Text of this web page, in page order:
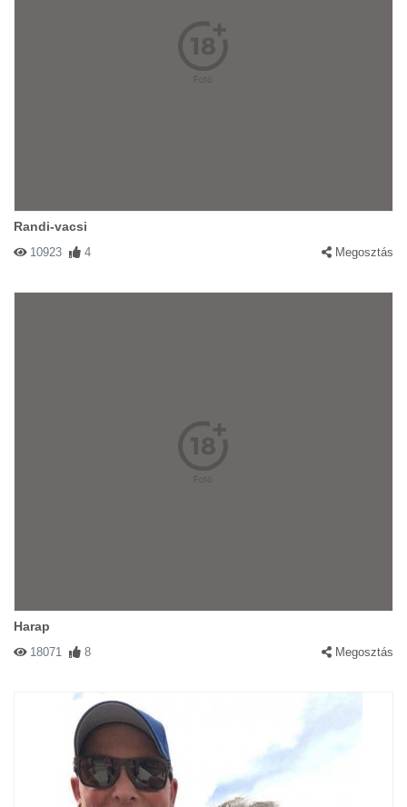
Randi-vacsi
10923 4 Megosztás
Harap
18071 8 Megosztás